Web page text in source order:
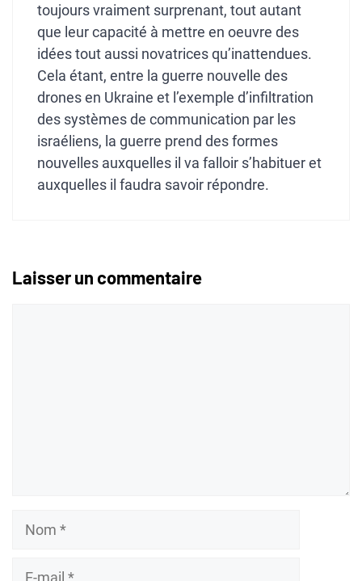
toujours vraiment surprenant, tout autant
que leur capacité à mettre en oeuvre des
idées tout aussi novatrices qu’inattendues.
Cela étant, entre la guerre nouvelle des
drones en Ukraine et l’exemple d’infiltration
des systèmes de communication par les
israéliens, la guerre prend des formes
nouvelles auxquelles il va falloir s’habituer et
auxquelles il faudra savoir répondre.
Laisser un commentaire